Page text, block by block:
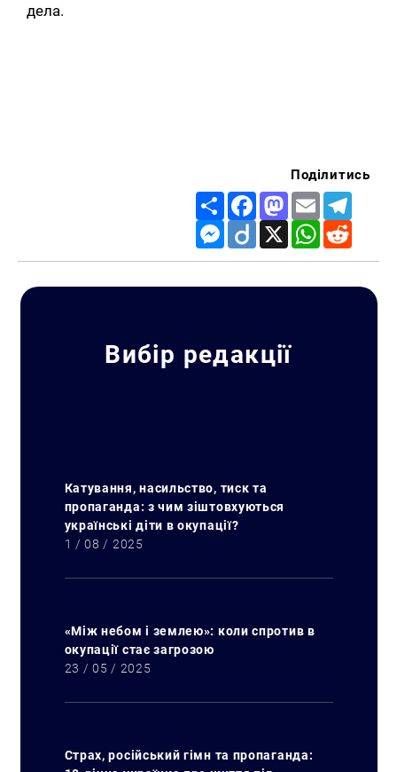
дела.
Поділитись
Share FacebookMastodon
Email
Messenger
Diigo X WhatsApp
Вибір редакції
Катування, насильство, тиск та
пропаганда: з чим зіштовхуються
українські діти в окупації?
1 / 08 / 2025
«Між небом і землею»: коли спротив в
окупації стає загрозою
23 / 05 / 2025
Страх, російський гімн та пропаганда: